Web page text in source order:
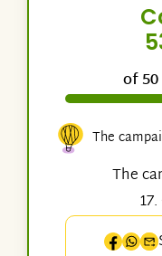
of 50
The
The